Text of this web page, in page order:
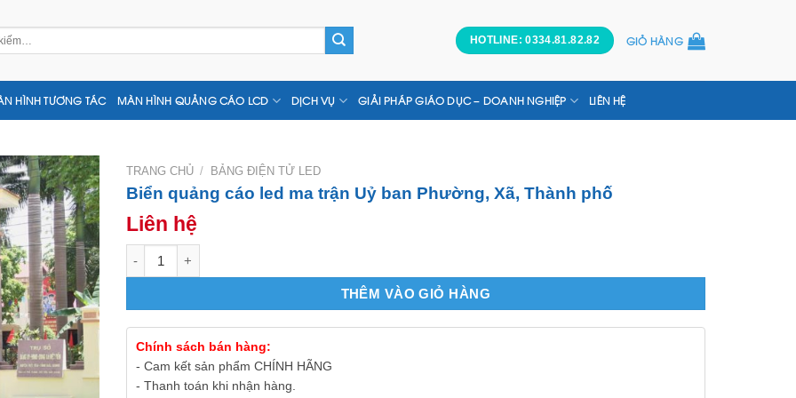
HOTLINE: 0334.81.82.82 GIỎ HÀNG
HÌNH TƯƠNG TÁC MÀN HÌNH QUẢNG CÁO LCD DỊCH VỤ GIẢI PHÁP GIÁO DỤC – DOANH NGHIỆP LIÊN HỆ
TRANG CHỦ / BẢNG ĐIỆN TỬ LED
Biển quảng cáo led ma trận Uỷ ban Phường, Xã, Thành phố
Liên hệ
THÊM VÀO GIỎ HÀNG
Chính sách bán hàng:
- Cam kết sản phẩm CHÍNH HÃNG
- Thanh toán khi nhận hàng.